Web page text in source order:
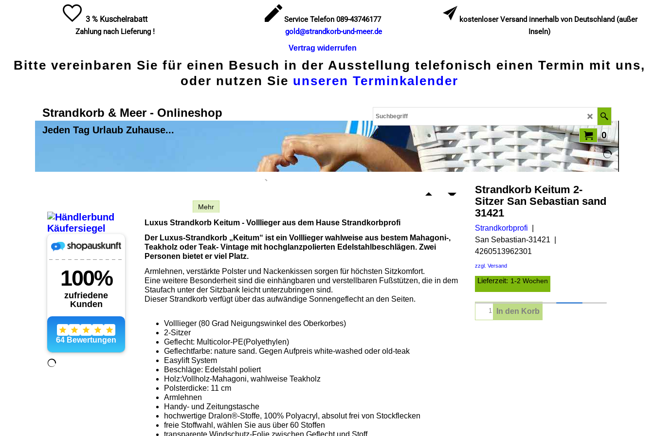
3 % Kuschelrabatt
Zahlung nach Lieferung !
Service Telefon 089-43746177
gold@strandkorb-und-meer.de
Vertrag widerrufen
kostenloser Versand innerhalb von Deutschland (außer
Inseln)
Bitte vereinbaren Sie für einen Besuch in der Ausstellung telefonisch einen Termin mit uns,
oder nutzen Sie unseren Terminkalender
Strandkorb & Meer - Onlineshop
Jeden Tag Urlaub Zuhause... 0
Strandkorb Keitum 2-
Sitzer San Sebastian sand
31421
Strandkorbprofi
San Sebastian-31421
4260513962301
zzgl. Versand
Lieferzeit: 1-2 Wochen
In den Korb
Mehr
Luxus Strandkorb Keitum - Volllieger aus dem Hause Strandkorbprofi
Der Luxus-Strandkorb „Keitum“ ist ein Volllieger wahlweise aus bestem Mahagoni-,
Teakholz oder Teak- Vintage mit hochglanzpolierten Edelstahlbeschlägen. Zwei
Personen bietet er viel Platz.
Armlehnen, verstärkte Polster und Nackenkissen sorgen für höchsten Sitzkomfort.
Eine weitere Besonderheit sind die einhängbaren und verstellbaren Fußstützen, die in dem
Staufach unter der Sitzbank leicht unterzubringen sind.
Dieser Strandkorb verfügt über das aufwändige Sonnengeflecht an den Seiten.
Volllieger (80 Grad Neigungswinkel des Oberkorbes)
2-Sitzer
Geflecht: Multicolor-PE(Polyethylen)
Geflechtfarbe: nature sand. Gegen Aufpreis white-washed oder old-teak
Easylift System
Beschläge: Edelstahl poliert
Holz:Vollholz-Mahagoni, wahlweise Teakholz
Polsterdicke: 11 cm
Armlehnen
Handy- und Zeitungstasche
hochwertige Dralon®-Stoffe, 100% Polyacryl, absolut frei von Stockflecken
freie Stoffwahl, wählen Sie aus über 60 Stoffen
transparente Windschutz-Folie zwischen Geflecht und Stoff